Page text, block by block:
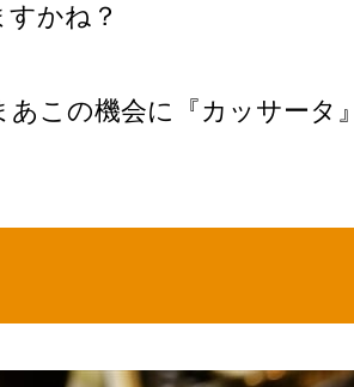
かね？
この機会に『カッサータ